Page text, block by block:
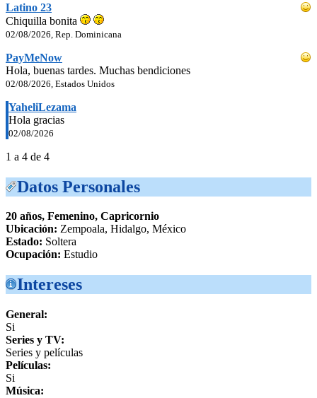
Latino 23
Chiquilla bonita
02/08/2026, Rep. Dominicana
PayMeNow
Hola, buenas tardes. Muchas bendiciones
02/08/2026, Estados Unidos
YaheliLezama
Hola gracias
02/08/2026
1 a 4 de 4
Datos Personales
20 años, Femenino, Capricornio
Ubicación: Zempoala, Hidalgo, México
Estado: Soltera
Ocupación: Estudio
Intereses
General:
Si
Series y TV:
Series y películas
Películas:
Si
Música: